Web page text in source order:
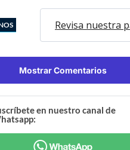
Revisa nuestra
Mostrar Comentarios
en nuestro canal de